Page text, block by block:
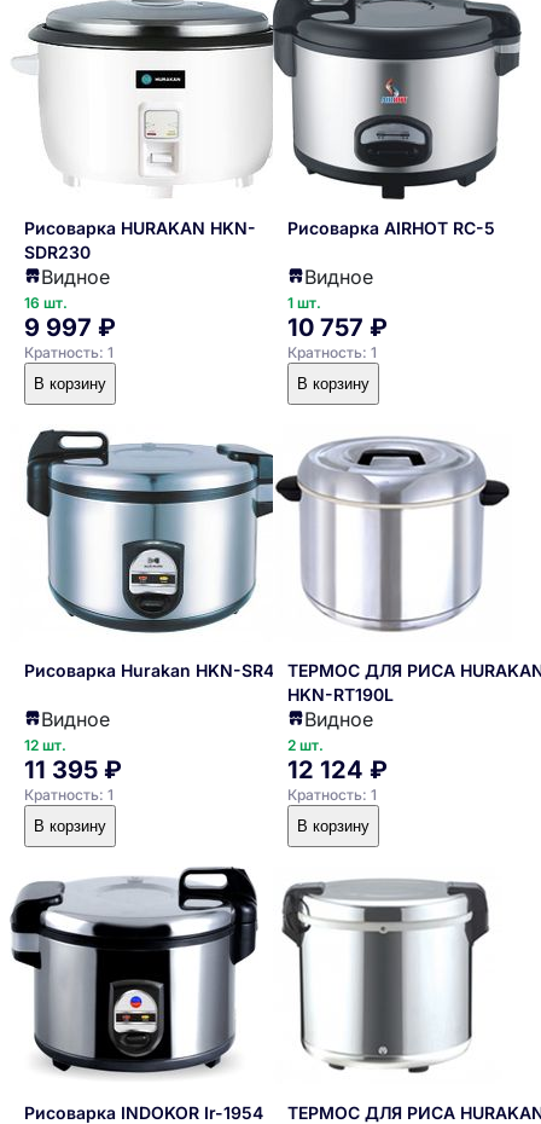
Рисоварка HURAKAN HKN-
SDR230
Видное
16 шт.
9 997 ₽
Кратность: 1
В корзину
Рисоварка AIRHOT RC-5
Видное
1 шт.
10 757 ₽
Кратность: 1
В корзину
Рисоварка Hurakan HKN-SR42
Видное
12 шт.
11 395 ₽
Кратность: 1
В корзину
ТЕРМОС ДЛЯ РИСА
HKN-RT190L
Видное
2 шт.
12 124 ₽
Кратность: 1
В корзину
Рисоварка INDOKOR Ir-1954
ТЕРМОС ДЛЯ РИСА